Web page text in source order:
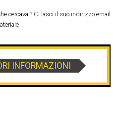
cercava ? Ci lasci il suo indirizzo email
INFORMAZIONI